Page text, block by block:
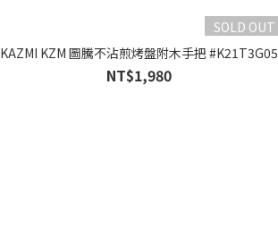
SOLD OUT
KAZMI KZM 圖騰不沾煎烤盤附木手把 #K21T3G05
NT$1,980